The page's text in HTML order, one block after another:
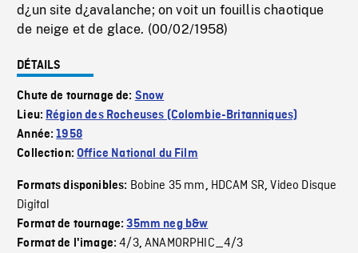
d¿un site d¿avalanche; on voit un fouillis chaotique
de neige et de glace. (00/02/1958)
DÉTAILS
Chute de tournage de: Snow
Lieu: Région des Rocheuses (Colombie-Britanniques)
Année:1958
Collection:Office National du Film
Formats disponibles: Bobine 35 mm, HDCAM SR,Video Disque
Digital
Format de tournage:35mm neg b&w
Format de l'image:4/3,ANAMORPHIC_4/3